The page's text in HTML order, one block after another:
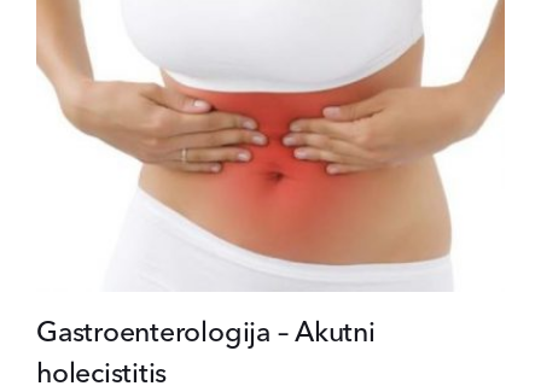
Gastroenterologija – Akutni
holecistitis